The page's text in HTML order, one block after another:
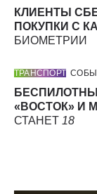
КЛИЕНТЫ
ПОКУПКИ С
БИОМЕТРИИ
ТРАНСПОРТ
«ВОСТОК» И
СТАНЕТ 18